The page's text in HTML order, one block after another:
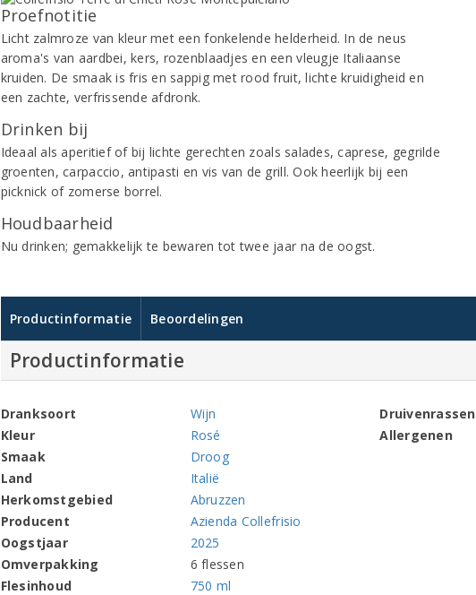
Proefnotitie
Licht zalmroze van kleur met een fonkelende helderheid. In de neus
aroma's van aardbei, kers, rozenblaadjes en een vleugje Italiaanse
kruiden. De smaak is fris en sappig met rood fruit, lichte kruidigheid en
een zachte, verfrissende afdronk.
Drinken bij
Ideaal als aperitief of bij lichte gerechten zoals salades, caprese, gegrilde
groenten, carpaccio, antipasti en vis van de grill. Ook heerlijk bij een
picknick of zomerse borrel.
Houdbaarheid
Nu drinken; gemakkelijk te bewaren tot twee jaar na de oogst.
Productinformatie Beoordelingen
Productinformatie
Dranksoort
Wijn
Kleur
Rosé
Smaak
Droog
Land
Italië
Herkomstgebied
Abruzzen
Producent
Azienda Collefrisio
Oogstjaar
2025
Omverpakking
6 flessen
Flesinhoud
750 ml
Druivenrassen
Allergenen